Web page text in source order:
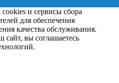
и сервисы сбора
для обеспечения
качества обслуживания.
сайт, вы соглашаетесь